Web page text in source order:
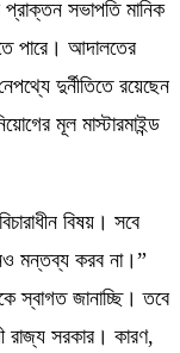
প্রাক্তন সভাপতি মানিক
পারে। আদালতের
দুর্নীতিতে রয়েছেন
মূল মাস্টারমাইন্ড
বিষয়। সবে
মন্তব্য করব না।”
স্বাগত জানাচ্ছি। তবে
রাজ্য সরকার। কারণ,